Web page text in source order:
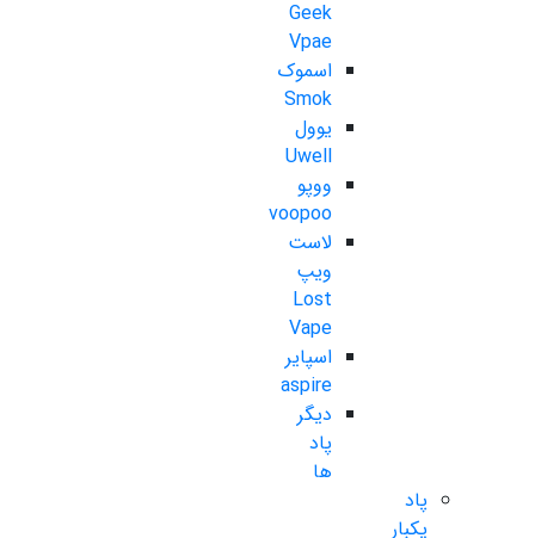
Geek
Vpae
اسموک
Smok
یوول
Uwell
ووپو
voopoo
لاست
ویپ
Lost
Vape
اسپایر
aspire
دیگر
پاد
ها
پاد
یکبار